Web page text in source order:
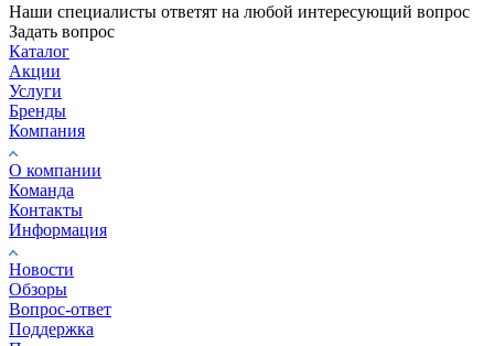
Наши специалисты ответят на любой интересующий вопрос
Задать вопрос
Каталог
Акции
Услуги
Бренды
Компания
О компании
Команда
Контакты
Информация
Новости
Обзоры
Вопрос-ответ
Поддержка